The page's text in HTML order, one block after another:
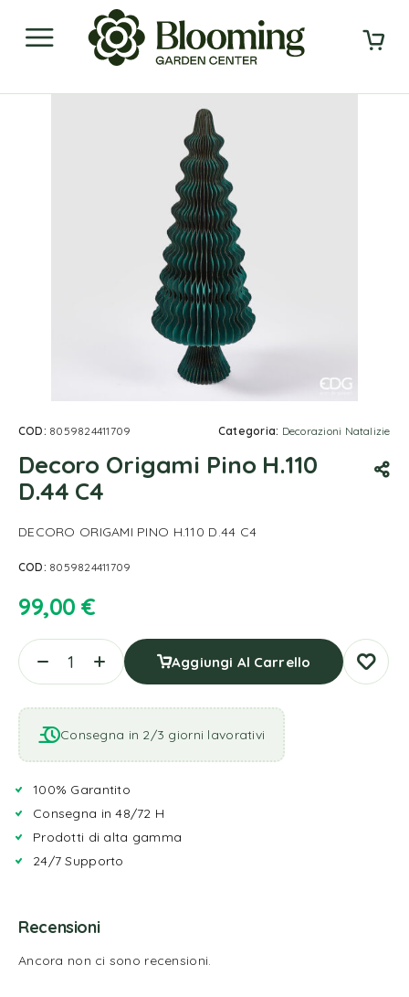
COD: 8059824411709 Categoria: Decorazioni Natalizie
Decoro Origami Pino H.110
D.44 C4
DECORO ORIGAMI PINO H.110 D.44 C4
COD: 8059824411709
99,00 €
Aggiungi Al Carrello
Consegna in 2/3 giorni lavorativi
100% Garantito
Consegna in 48/72 H
Prodotti di alta gamma
24/7 Supporto
Recensioni
Ancora non ci sono recensioni.